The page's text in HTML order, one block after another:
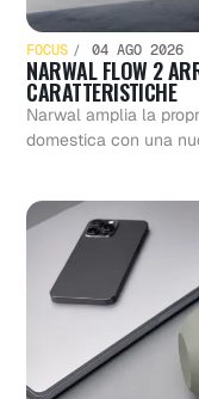
FOCUS 04 AGO 2026
NARWAL FLOW 2
CARATTERISTICHE
Narwal amplia la
domestica con una